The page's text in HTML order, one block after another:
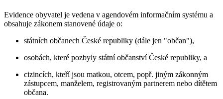
Evidence obyvatel je vedena v agendovém informačním systému a
obsahuje zákonem stanovené údaje o:
státních občanech České republiky (dále jen "občan"),
osobách, které pozbyly státní občanství České republiky, a
cizincích, kteří jsou matkou, otcem, popř. jiným zákonným
zástupcem, manželem, registrovaným partnerem nebo dítětem
občana.